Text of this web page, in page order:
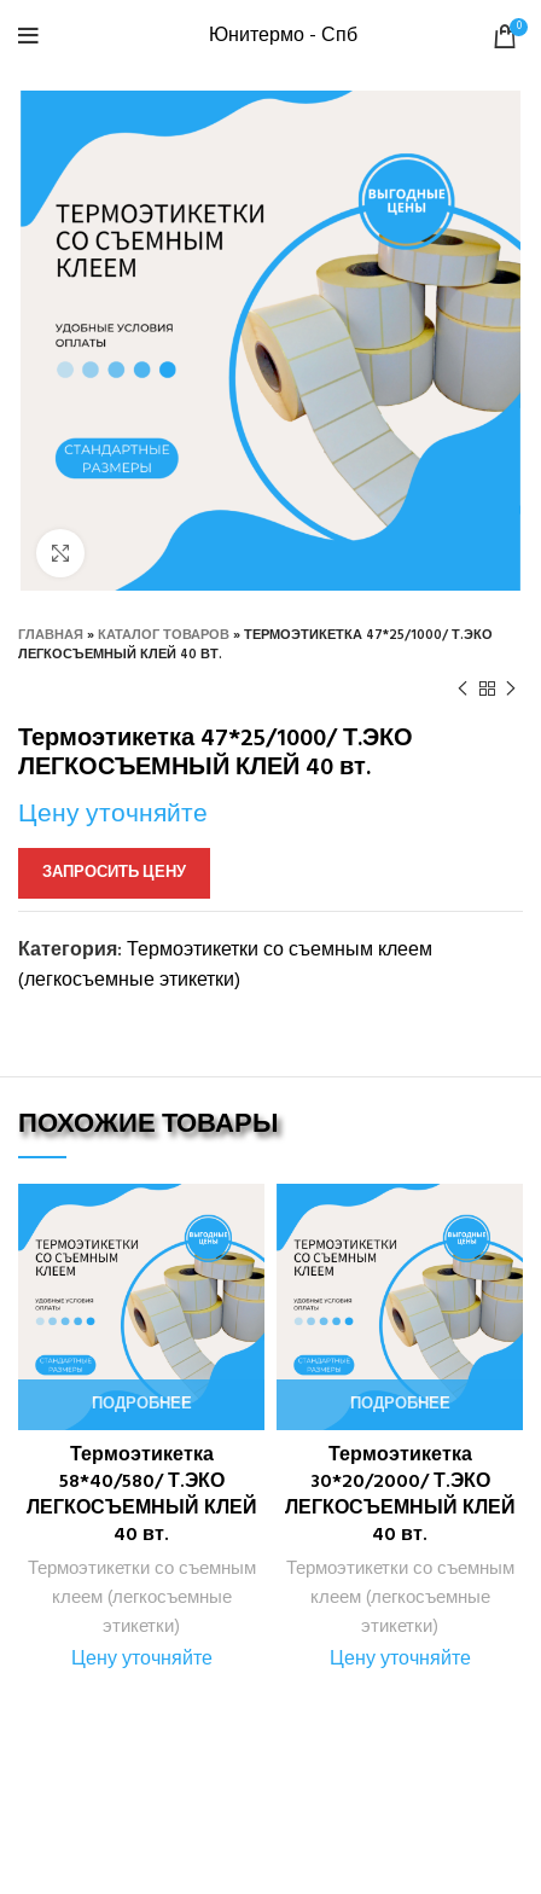
Юнитермо - Спб 0
Нажмите, чтобы увеличить
ГЛАВНАЯ»КАТАЛОГ ТОВАРОВ»ТЕРМОЭТИКЕТКА 47*25/1000/ Т.ЭКО
ЛЕГКОСЪЕМНЫЙ КЛЕЙ 40 ВТ.
Термоэтикетка 47*25/1000/ Т.ЭКО
ЛЕГКОСЪЕМНЫЙ КЛЕЙ 40 вт.
Цену уточняйте
ЗАПРОСИТЬ ЦЕНУ
Категория:Термоэтикетки со съемным клеем
(легкосъемные этикетки)
ПОХОЖИЕ ТОВАРЫ
ПОДРОБНЕЕ
Термоэтикетка
58*40/580/ Т.ЭКО
ЛЕГКОСЪЕМНЫЙ КЛЕЙ
40 вт.
Термоэтикетки со съемным
клеем (легкосъемные
этикетки)
Цену уточняйте
ПОДРОБНЕЕ
Термоэтикетка
30*20/2000/ Т.ЭКО
ЛЕГКОСЪЕМНЫЙ КЛЕЙ
40 вт.
Термоэтикетки со съемным
клеем (легкосъемные
этикетки)
Цену уточняйте